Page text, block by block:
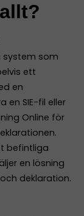
system som
ett
en
en SIE-fil eller
Online för
befintliga
en lösning
deklaration.